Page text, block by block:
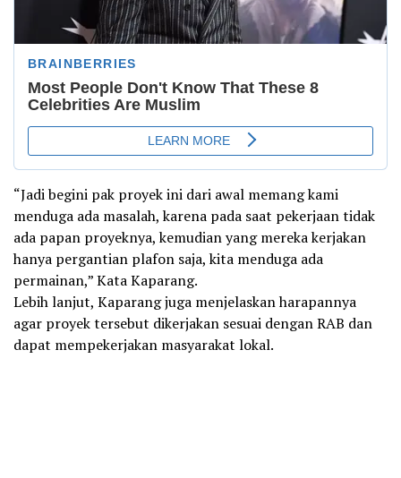
“Jadi begini pak proyek ini dari awal memang kami
menduga ada masalah, karena pada saat pekerjaan tidak
ada papan proyeknya, kemudian yang mereka kerjakan
hanya pergantian plafon saja, kita menduga ada
permainan,” Kata Kaparang.
Lebih lanjut, Kaparang juga menjelaskan harapannya
agar proyek tersebut dikerjakan sesuai dengan RAB dan
dapat mempekerjakan masyarakat lokal.